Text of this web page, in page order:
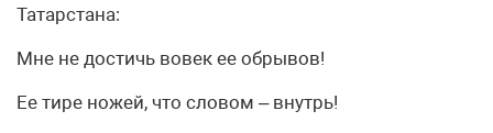
Татарстана:
Мне не достичь вовек ее обрывов!
Ее тире ножей, что словом – внутрь!